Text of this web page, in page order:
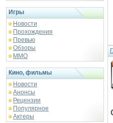
Игры
Новости
Прохождения
Превью
Обзоры
ММО
Кино, фильмы
Новости
Анонсы
Рецензии
Популярное
Актеры